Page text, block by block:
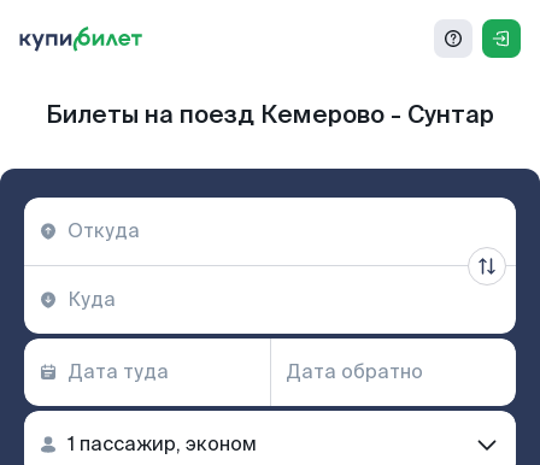
Билеты на поезд Кемерово - Сунтар